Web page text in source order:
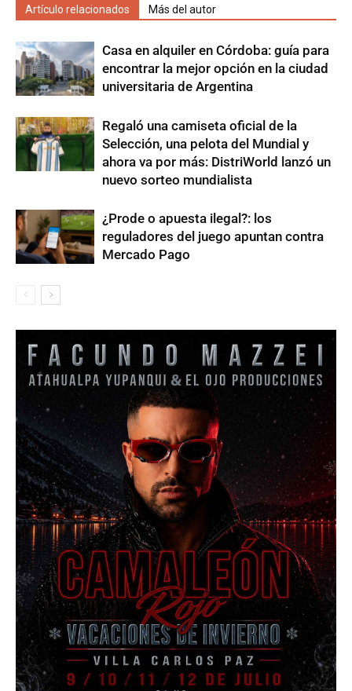
Artículo relacionados Más del autor
Casa en alquiler en Córdoba: guía para
encontrar la mejor opción en la ciudad
universitaria de Argentina
Regaló una camiseta oficial de la
Selección, una pelota del Mundial y
ahora va por más: DistriWorld lanzó un
nuevo sorteo mundialista
¿Prode o apuesta ilegal?: los
reguladores del juego apuntan contra
Mercado Pago